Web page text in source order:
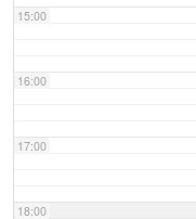
15:00
16:00
17:00
18:00